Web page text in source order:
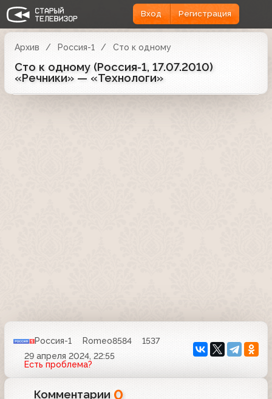
Вход Регистрация
Архив Россия-1 Сто к одному
Сто к одному (Россия-1, 17.07.2010)
«Речники» — «Технологи»
Россия-1 Romeo8584
1537
29 апреля 2024, 22:55
Есть проблема?
Комментарии 0